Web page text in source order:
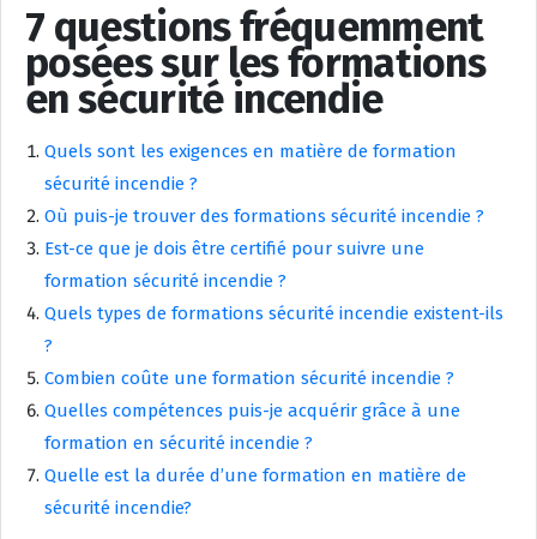
7 questions fréquemment
posées sur les formations
en sécurité incendie
Quels sont les exigences en matière de formation
sécurité incendie ?
Où puis-je trouver des formations sécurité incendie ?
Est-ce que je dois être certifié pour suivre une
formation sécurité incendie ?
Quels types de formations sécurité incendie existent-ils
?
Combien coûte une formation sécurité incendie ?
Quelles compétences puis-je acquérir grâce à une
formation en sécurité incendie ?
Quelle est la durée d’une formation en matière de
sécurité incendie?